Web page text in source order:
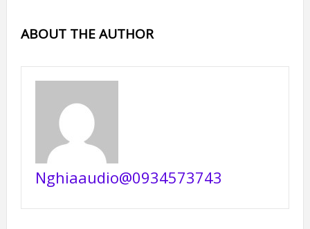
ABOUT THE AUTHOR
Nghiaaudio@0934573743